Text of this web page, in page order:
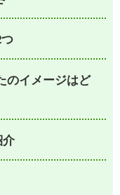
のイメージはど